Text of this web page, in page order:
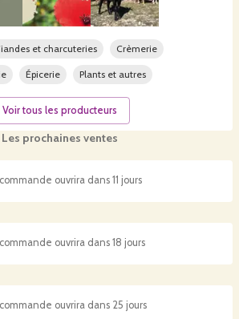
Les prochaines ventes
ouvrira dans 11 jours
ouvrira dans 18 jours
ouvrira dans 25 jours
et charcuteries Crèmerie
Épicerie Plants et autres
Voir tous les producteurs